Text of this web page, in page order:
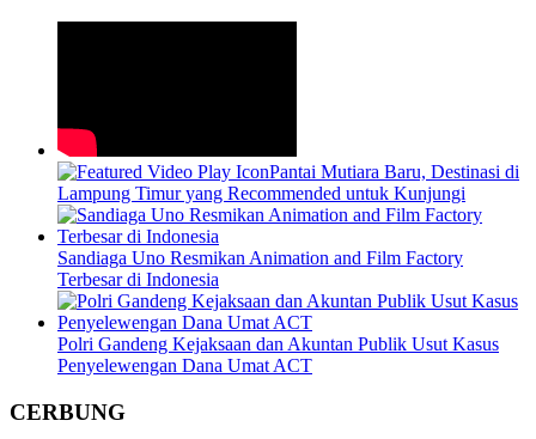
Pantai Mutiara Baru, Destinasi di
Lampung Timur yang Recommended untuk Kunjungi
Sandiaga Uno Resmikan Animation and Film Factory
Terbesar di Indonesia
Polri Gandeng Kejaksaan dan Akuntan Publik Usut Kasus
Penyelewengan Dana Umat ACT
CERBUNG